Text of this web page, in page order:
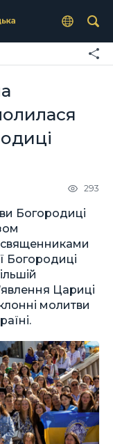
293
Богородиці
священниками
Богородиці
Цариці
молитви